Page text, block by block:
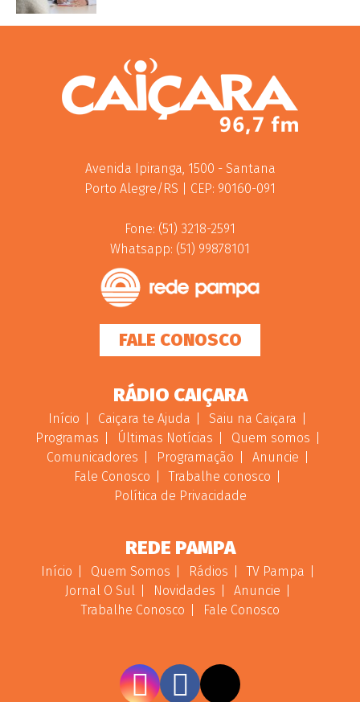
Avenida Ipiranga, 1500 - Santana
Porto Alegre/RS | CEP: 90160-091
Fone: (51) 3218-2591
Whatsapp: (51) 99878101
FALE CONOSCO
RÁDIO CAIÇARA
Início Caiçara te Ajuda
Saiu na Caiçara
Programas
Últimas Notícias
Quem somos
Comunicadores
Programação
Anuncie
Fale Conosco
Trabalhe conosco
Política de Privacidade
REDE PAMPA
Início Quem Somos Rádios
TV Pampa
Jornal O Sul
Novidades
Anuncie
Trabalhe Conosco
Fale Conosco